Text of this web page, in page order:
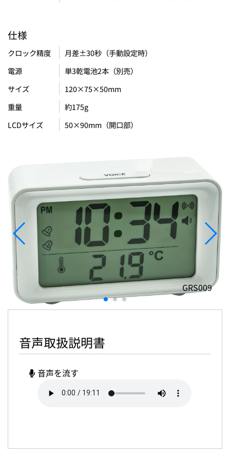
仕様
クロック精度 月差±30秒（手動設定時）
電源 単3乾電池2本（別売）
サイズ 120×75×50mm
重量 約175g
LCDサイズ 50×90mm（開口部）
GRS009
音声取扱説明書
音声を流す